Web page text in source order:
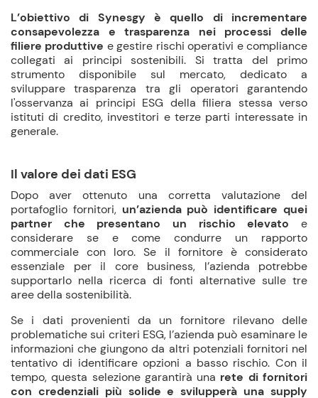
L’obiettivo di Synesgy è quello di incrementare
consapevolezza e trasparenza nei processi delle
filiere produttive e gestire rischi operativi e compliance
collegati ai principi sostenibili. Si tratta del primo
strumento disponibile sul mercato, dedicato a
sviluppare trasparenza tra gli operatori garantendo
l'osservanza ai principi ESG della filiera stessa verso
istituti di credito, investitori e terze parti interessate in
generale.
Il valore dei dati ESG
Dopo aver ottenuto una corretta valutazione del
portafoglio fornitori,un’azienda può identificare quei
partner che presentano un rischio elevato e
considerare se e come condurre un rapporto
commerciale con loro. Se il fornitore è considerato
essenziale per il core business, l’azienda potrebbe
supportarlo nella ricerca di fonti alternative sulle tre
aree della sostenibilità.
Se i dati provenienti da un fornitore rilevano delle
problematiche sui criteri ESG, l’azienda può esaminare le
informazioni che giungono da altri potenziali fornitori nel
tentativo di identificare opzioni a basso rischio. Con il
tempo, questa selezione garantirà una rete di fornitori
con credenziali più solide e svilupperà una supply